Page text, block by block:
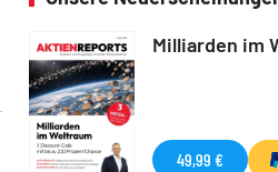
Milliarden im
49,99 €